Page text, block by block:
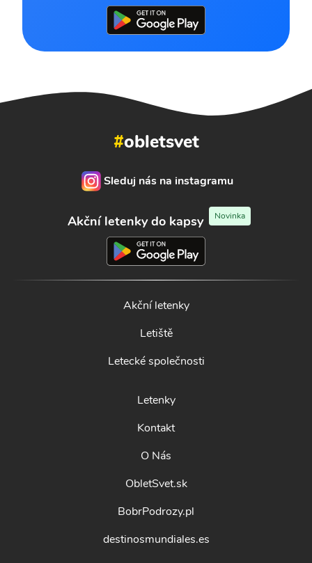
#obletsvet
Sleduj nás na instagramu
Akční letenky do kapsy Novinka
Akční letenky
Letiště
Letecké společnosti
Letenky
Kontakt
O Nás
ObletSvet.sk
BobrPodrozy.pl
destinosmundiales.es